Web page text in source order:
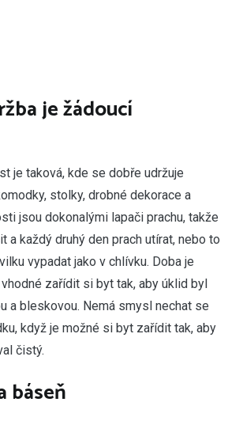
je žádoucí
je taková, kde se dobře udržuje
stolky, drobné dekorace a
jsou dokonalými lapači prachu, takže
a každý druhý den prach utírat, nebo to
vypadat jako v chlívku. Doba je
zařídit si byt tak, aby úklid byl
a bleskovou. Nemá smysl nechat se
když je možné si byt zařídit tak, aby
čistý.
báseň